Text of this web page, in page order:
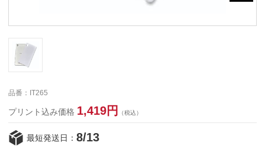
品番：IT265
プリント込み価格 1,419円 （税込）
最短発送日： 8/13